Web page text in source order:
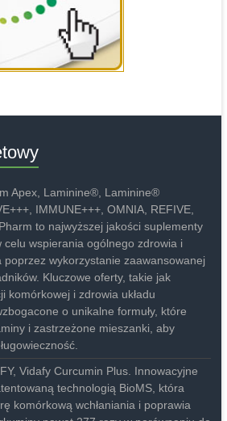
Apex, Laminine®, Laminine®
IMMUNE+++, OMNIA, REFIVE,
to najwyższej jakości suplementy
wspierania ogólnego zdrowia i
wykorzystanie zaawansowanej
Kluczowe oferty, takie jak
komórkowej i zdrowia układu
o unikalne formuły, które
i zastrzeżone mieszanki, aby
Vidafy Curcumin Plus. Innowacyjne
technologią BioMS, która
komórkową wchłaniania i poprawia